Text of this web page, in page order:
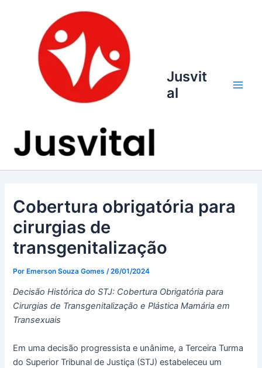
Jusvit
al
Cobertura obrigatória para
cirurgias de
transgenitalização
PorEmerson Souza Gomes /26/01/2024
Decisão Histórica do STJ: Cobertura Obrigatória para
Cirurgias de Transgenitalização e Plástica Mamária em
Transexuais
Em uma decisão progressista e unânime, a Terceira Turma
do Superior Tribunal de Justiça (STJ) estabeleceu um